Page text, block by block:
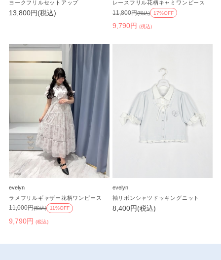
ヨークフリルセットアップ
13,800円(税込)
レースフリル花柄キャミワンピース
9,790円 (税込)
11,800円(税込) 17%OFF
evelyn
ラメフリルギャザー花柄ワンピース
9,790円 (税込)
11,000円(税込) 11%OFF
evelyn
袖リボンシャツドッキングニット
8,400円(税込)